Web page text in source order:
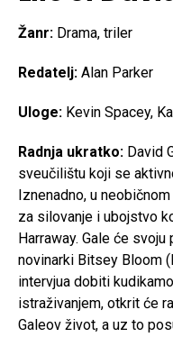
Žanr: Drama, triler
Redatelj: Alan Parker
Uloge: Kevin Spacey,
Radnja ukratko: David
sveučilištu koji se
Iznenadno, u
za silovanje i ubojstvo
Harraway. Gale će
novinarki Bitsey Bloom
intervjua dobiti
istraživanjem, otkrit će
Galeov život, a uz to